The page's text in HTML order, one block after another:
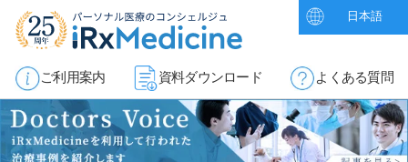
日本語
ご利用案内 資料ダウンロード よくある質問